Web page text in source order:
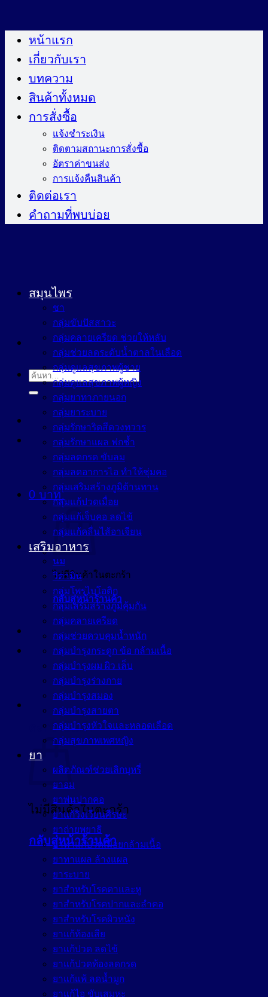
ไป
หน้าแรก
เกี่ยวกับเรา
บทความ
สินค้าทั้งหมด
การสั่งซื้อ
แจ้งชำระเงิน
ติดตามสถานะการสั่งซื้อ
อัตราค่าขนส่ง
การแจ้งคืนสินค้า
ติดต่อเรา
คำถามที่พบบ่อย
ค้นหา:
0 บาท
ไม่มีสินค้าในตะกร้า
กลับสู่หน้าร้านค้า
ตะกร้าสินค้า
ไม่มีสินค้าในตะกร้า
กลับสู่หน้าร้านค้า
สมุนไพร
ชา
กลุ่มขับปัสสาวะ
กลุ่มคลายเครียด ช่วยให้หลับ
กลุ่มช่วยลดระดับน้ำตาลในเลือด
กลุ่มดูแลสุขภาพผู้ชาย
กลุ่มดูแลสุขภาพผู้หญิง
กลุ่มยาทาภายนอก
กลุ่มยาระบาย
กลุ่มรักษาริดสีดวงทวาร
กลุ่มรักษาแผล ฟกช้ำ
กลุ่มลดกรด ขับลม
กลุ่มลดอาการไอ ทำให้ชุ่มคอ
กลุ่มเสริมสร้างภูมิต้านทาน
กลุ่มแก้ปวดเมื่อย
กลุ่มแก้เจ็บคอ ลดไข้
กลุ่มแก้คลื่นไส้อาเจียน
เสริมอาหาร
นม
วิตามิน
กลุ่มโพรไบโอติก
กลุ่มเสริมสร้างภูมิคุ้มกัน
กลุ่มคลายเครียด
กลุ่มช่วยควบคุมน้ำหนัก
กลุ่มบำรุงกระดูก ข้อ กล้ามเนื้อ
กลุ่มบำรุงผม ผิว เล็บ
กลุ่มบำรุงร่างกาย
กลุ่มบำรุงสมอง
กลุ่มบำรุงสายตา
กลุ่มบำรุงหัวใจและหลอดเลือด
กลุ่มสุขภาพเพศหญิง
ยา
ผลิตภัณฑ์ช่วยเลิกบุหรี่
ยาอม
ยาพ่นปากคอ
ยาแก้วิงเวียนศีรษะ
ยาถ่ายพยาธิ
ยาทาแก้ปวดเมื่อยกล้ามเนื้อ
ยาทาแผล ล้างแผล
ยาระบาย
ยาสำหรับโรคตาและหู
ยาสำหรับโรคปากและลำคอ
ยาสำหรับโรคผิวหนัง
ยาแก้ท้องเสีย
ยาแก้ปวด ลดไข้
ยาแก้ปวดท้องลดกรด
ยาแก้แพ้ ลดน้ำมูก
ยาแก้ไอ ขับเสมหะ